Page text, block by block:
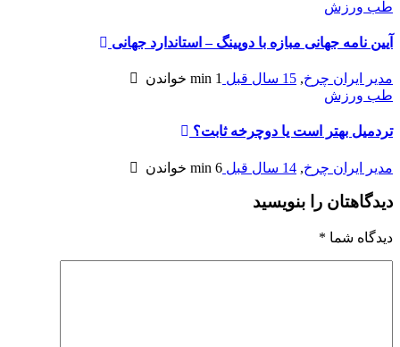
طب ورزش
آیین نامه جهانی مبازه با دوپینگ – استاندارد جهانی
مدیر ایران چرخ, 15 سال قبل 1 min
خواندن
طب ورزش
تردمیل بهتر است یا دوچرخه ثابت؟
مدیر ایران چرخ, 14 سال قبل 6 min خواندن
دیدگاهتان را بنویسید
دیدگاه شما *